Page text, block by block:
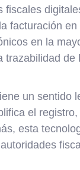
facturación
en la
trazabilidad de
un sentido
el
esta